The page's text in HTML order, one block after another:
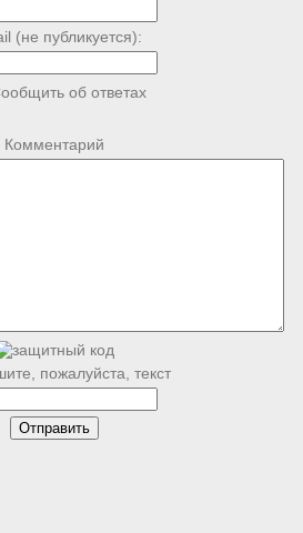
(не публикуется):
об ответах
Комментарий
пожалуйста, текст